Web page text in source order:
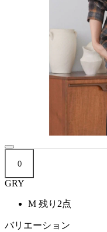
0
GRY
M 残り2点
バリエーション